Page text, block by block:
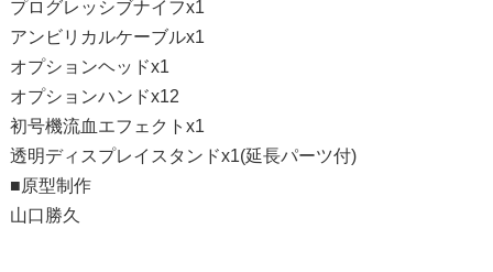
プログレッシブナイフx1
アンビリカルケーブルx1
オプションヘッドx1
オプションハンドx12
初号機流血エフェクトx1
透明ディスプレイスタンドx1(延長パーツ付)
■原型制作
山口勝久